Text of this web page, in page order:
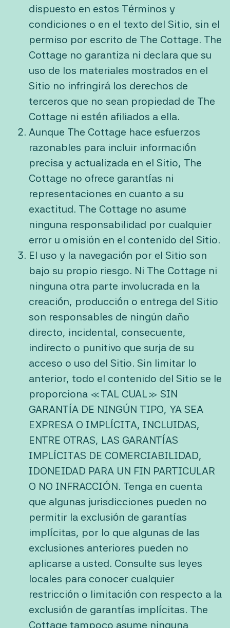
dispuesto en estos Términos y
condiciones o en el texto del Sitio, sin el
permiso por escrito de The Cottage. The
Cottage no garantiza ni declara que su
uso de los materiales mostrados en el
Sitio no infringirá los derechos de
terceros que no sean propiedad de The
Cottage ni estén afiliados a ella.
Aunque The Cottage hace esfuerzos
razonables para incluir información
precisa y actualizada en el Sitio, The
Cottage no ofrece garantías ni
representaciones en cuanto a su
exactitud. The Cottage no asume
ninguna responsabilidad por cualquier
error u omisión en el contenido del Sitio.
El uso y la navegación por el Sitio son
bajo su propio riesgo. Ni The Cottage ni
ninguna otra parte involucrada en la
creación, producción o entrega del Sitio
son responsables de ningún daño
directo, incidental, consecuente,
indirecto o punitivo que surja de su
acceso o uso del Sitio. Sin limitar lo
anterior, todo el contenido del Sitio se le
proporciona «TAL CUAL» SIN
GARANTÍA DE NINGÚN TIPO, YA SEA
EXPRESA O IMPLÍCITA, INCLUIDAS,
ENTRE OTRAS, LAS GARANTÍAS
IMPLÍCITAS DE COMERCIABILIDAD,
IDONEIDAD PARA UN FIN PARTICULAR
O NO INFRACCIÓN. Tenga en cuenta
que algunas jurisdicciones pueden no
permitir la exclusión de garantías
implícitas, por lo que algunas de las
exclusiones anteriores pueden no
aplicarse a usted. Consulte sus leyes
locales para conocer cualquier
restricción o limitación con respecto a la
exclusión de garantías implícitas. The
Cottage tampoco asume ninguna